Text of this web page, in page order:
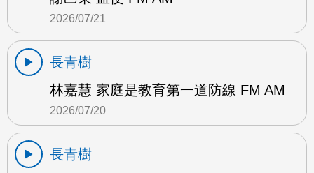
2026/07/21
長青樹
林嘉慧 家庭是教育第一道防線 FM AM
2026/07/20
長青樹